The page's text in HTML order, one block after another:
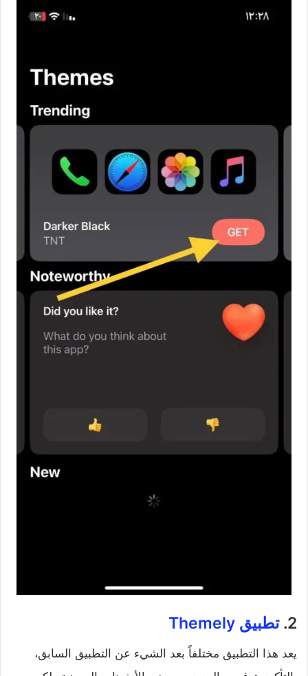
2. تطبيق Themely
يعد هذا التطبيق مختلفاً بعد الشيء عن التطبيق السابق،